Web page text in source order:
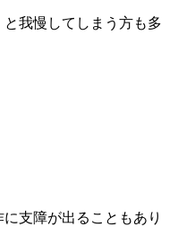
と我慢してしまう方も多
支障が出ることもあり